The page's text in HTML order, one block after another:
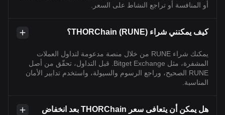
أو المنافسة أو تراجع النشاط على السعر.
كيف يمكنني شراء THORChain (RUNE)؟
يمكنك شراء RUNE من خلال منصة مدعومة لتداول العملات
المشفرة، مثل Bitget Exchange. قبل التداول، تحقّق من أصل
RUNE الصحيح، وراجع الرسوم والسيولة، واستخدم تدابير الأمان
المناسبة.
هل يمكن أن يتعافى سعر THORChain بعد انخفاض